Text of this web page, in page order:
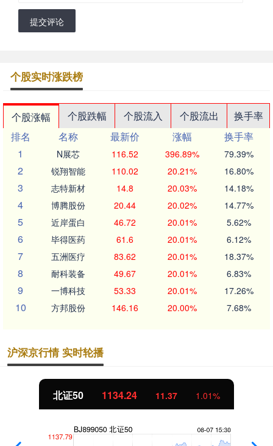
提交评论
个股实时涨跌榜
个股涨幅 个股跌幅 个股流入 个股流出
换手率
排名
名称 最新价 涨幅
换手率
1
N展芯 116.52 396.89% 79.39%
2 锐翔智能 110.02 20.21% 16.80%
3 志特新材 14.8 20.03% 14.18%
4 博腾股份 20.44 20.02% 14.77%
5 近岸蛋白 46.72 20.01% 5.62%
6 毕得医药 61.6 20.01% 6.12%
7 五洲医疗 83.62 20.01% 18.37%
8 耐科装备 49.67 20.01% 6.83%
9 一博科技 53.33 20.01% 17.26%
10 方邦股份 146.16 20.00% 7.68%
沪深京行情 实时轮播
北证50 1134.24 11.37 1.01%